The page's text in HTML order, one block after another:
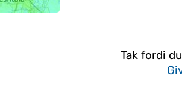
Tak fordi